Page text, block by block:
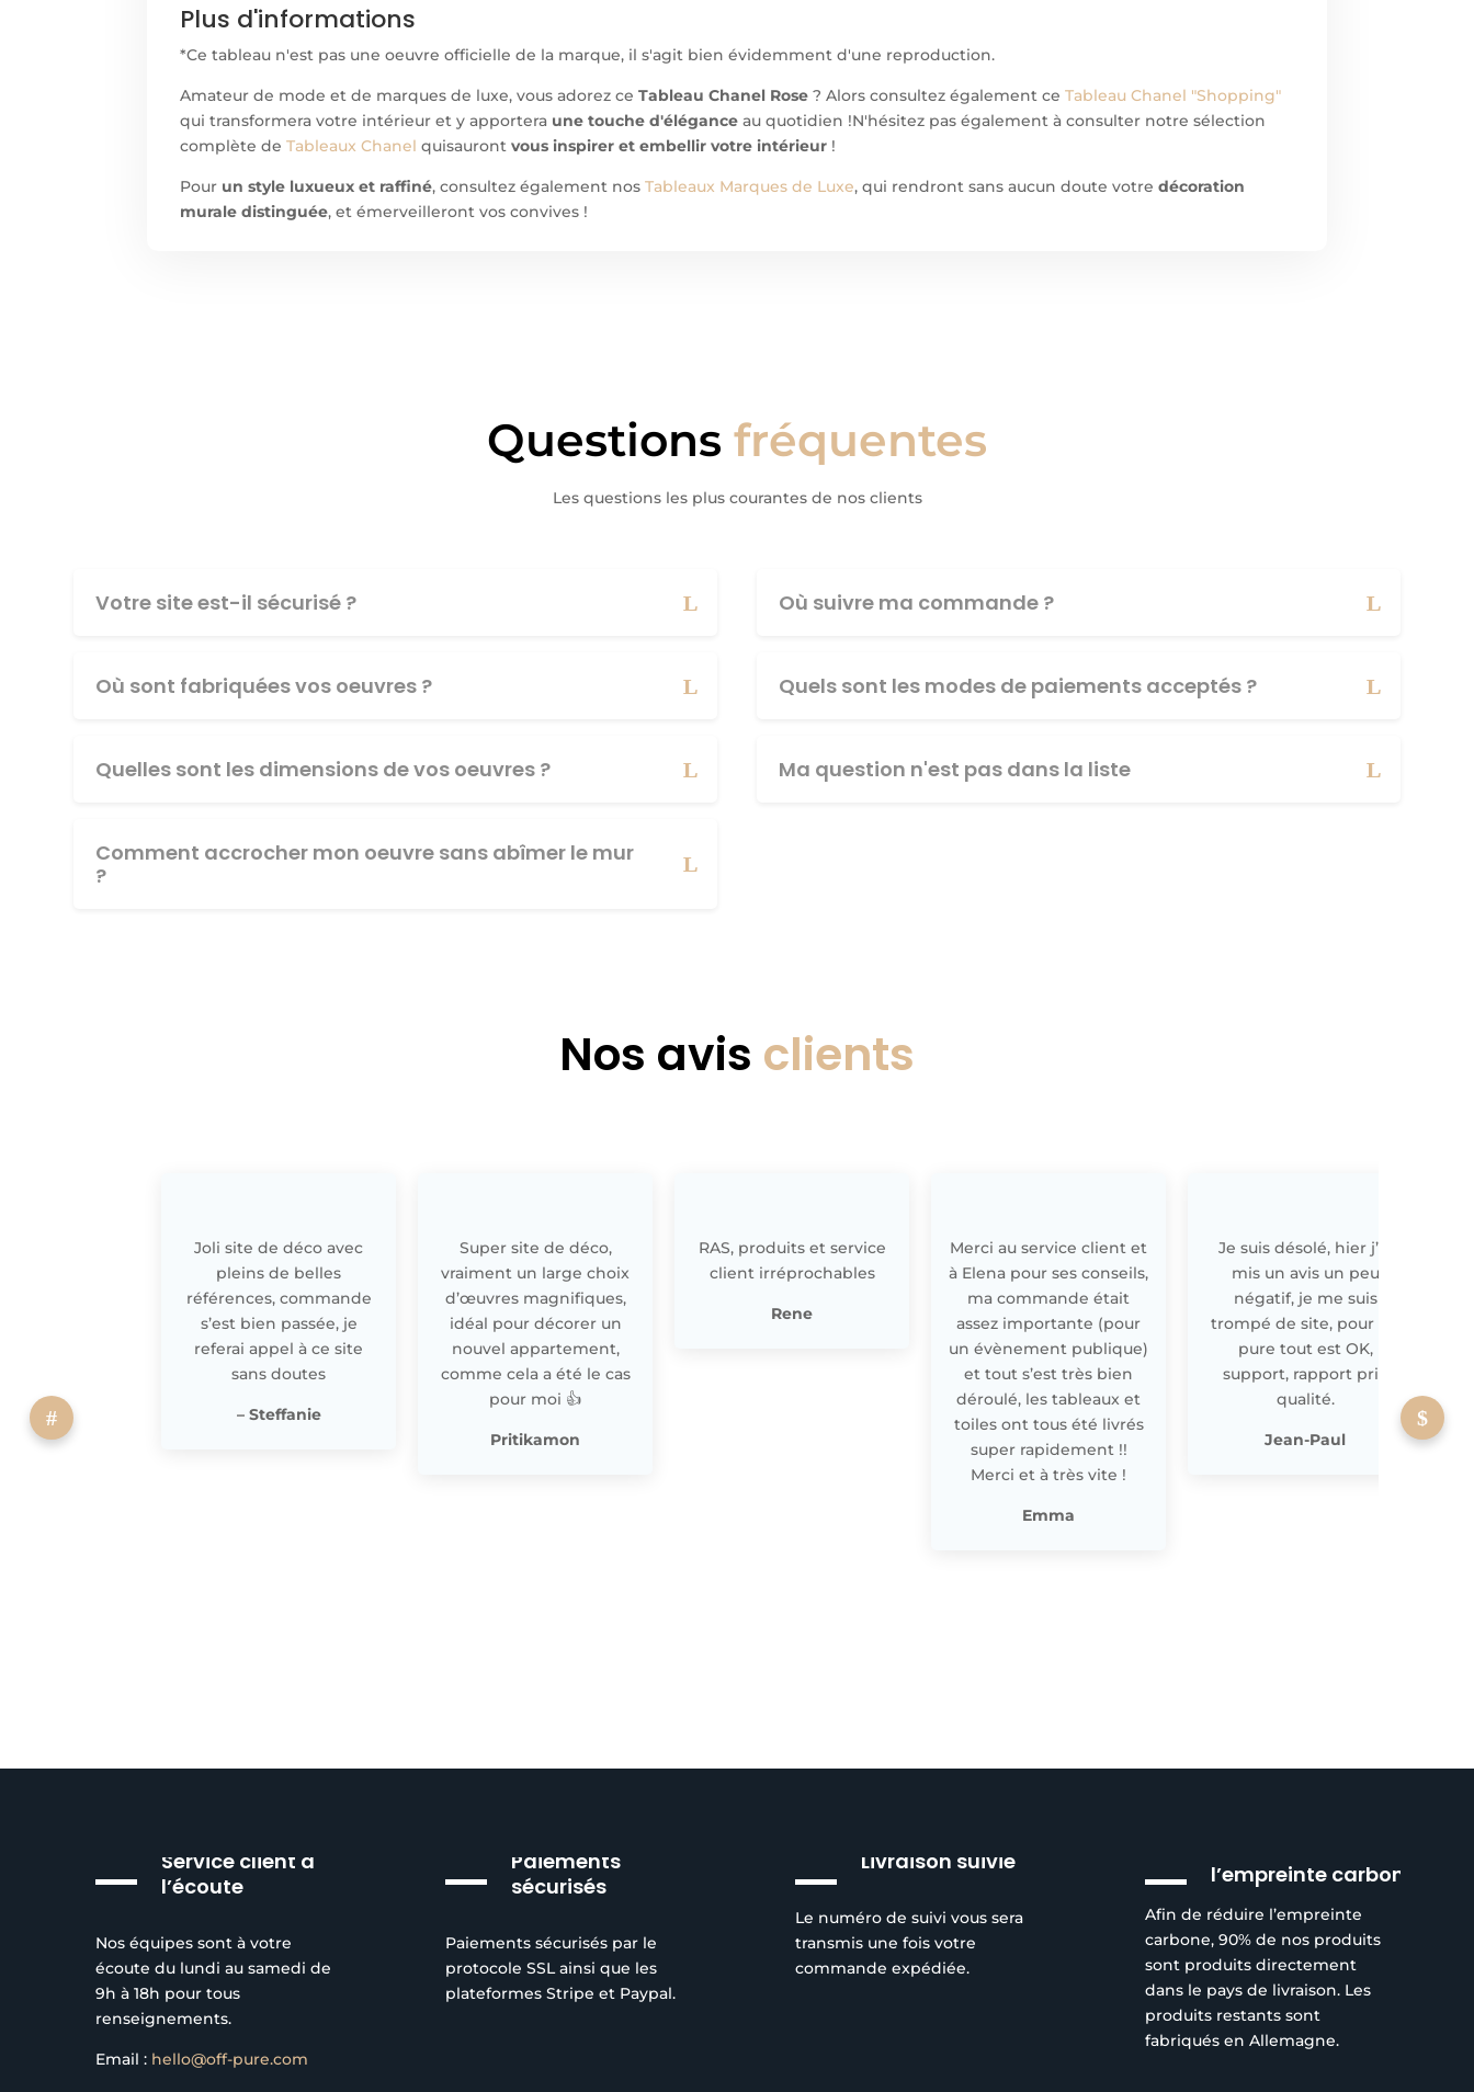
Plus d'informations
*Ce tableau n'est pas une oeuvre officielle de la marque, il s'agit bien évidemment d'une reproduction.
Amateur de mode et de marques de luxe, vous adorez ce Tableau Chanel Rose ? Alors consultez également ceTableau Chanel "Shopping"
qui transformera votre intérieur et y apportera une touche d'élégance au quotidien !N'hésitez pas également à consulter notre sélection
complète de Tableaux Chanel quisaurontvous inspirer et embellir votre intérieur !
Pour un style luxueux et raffiné, consultez également nosTableaux Marques de Luxe, qui rendront sans aucun doute votredécoration
murale distinguée, et émerveilleront vos convives !
Questions fréquentes
Les questions les plus courantes de nos clients
Votre site est-il sécurisé ?
Où sont fabriquées vos oeuvres ?
Quelles sont les dimensions de vos oeuvres ?
Comment accrocher mon oeuvre sans abîmer le mur
?
Où suivre ma commande ?
Quels sont les modes de paiements acceptés ?
Ma question n'est pas dans la liste
Nos avis clients
Joli site de déco avec
pleins de belles
références, commande
s’est bien passée, je
referai appel à ce site
sans doutes
– Steffanie
Super site de déco,
vraiment un large choix
d’œuvres magnifiques,
idéal pour décorer un
nouvel appartement,
comme cela a été le cas
pour moi 👍
Pritikamon
RAS, produits et service
client irréprochables
Rene
Merci au service client et
à Elena pour ses conseils,
ma commande était
assez importante (pour
un évènement publique)
et tout s’est très bien
déroulé, les tableaux et
toiles ont tous été livrés
super rapidement !!
Merci et à très vite !
Emma
Je suis désolé, hier j’ai
mis un avis un peu
négatif, je me suis
trompé de site, pour off
pure tout est OK,
support, rapport prix
qualité.
Jean-Paul
Service client à
l’écoute
Nos équipes sont à votre
écoute du lundi au samedi de
9h à 18h pour tous
renseignements.
Email : hello@off-pure.com
Paiements
sécurisés
Paiements sécurisés par le
protocole SSL ainsi que les
plateformes Stripe et Paypal.
Livraison suivie
Le numéro de suivi vous sera
transmis une fois votre
commande expédiée.
l’empreinte carbone
Afin de réduire l’empreinte
carbone, 90% de nos produits
sont produits directement
dans le pays de livraison. Les
produits restants sont
fabriqués en Allemagne.